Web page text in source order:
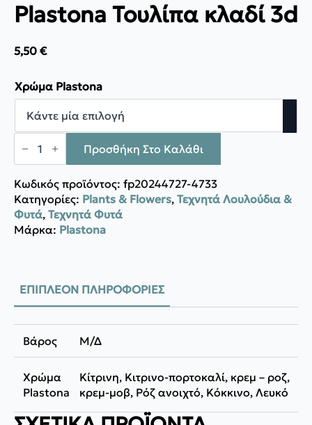
Plastona Τουλίπα κλαδί 3d
5,50 €
Χρώμα Plastona
Plastona
Τουλίπα
κλαδί
ποσότητα
Προσθήκη Στο Καλάθι
Κωδικός προϊόντος: fp20244727-4733
Κατηγορίες: Plants & Flowers, Τεχνητά Λουλούδια &
Φυτά, Τεχνητά Φυτά
Μάρκα: Plastona
ΕΠΙΠΛΈΟΝ ΠΛΗΡΟΦΟΡΊΕΣ
Βάρος Μ/Δ
Χρώμα
Plastona
Κίτρινη, Κιτρινο-πορτοκαλί, κρεμ – ροζ,
κρεμ-μοβ, Ρόζ ανοιχτό, Κόκκινο, Λευκό